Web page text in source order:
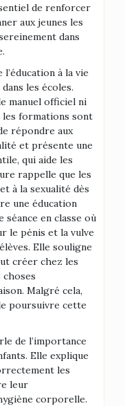
de renforcer
aux jeunes les
dans
à la vie
les écoles.
manuel officiel ni
formations sont
répondre aux
et présente une
qui aide les
rappelle que les
à la sexualité dès
une éducation
séance en classe où
le pénis et la vulve
Elle souligne
créer chez les
choses
Malgré cela,
poursuivre cette
de l’importance
Elle explique
les
leur
corporelle.